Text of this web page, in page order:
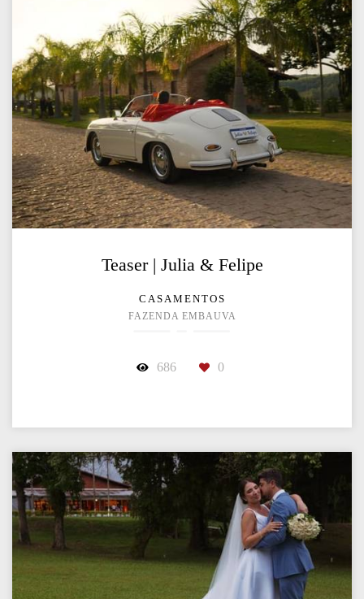
Teaser | Julia & Felipe
CASAMENTOS
FAZENDA EMBAUVA
686 0